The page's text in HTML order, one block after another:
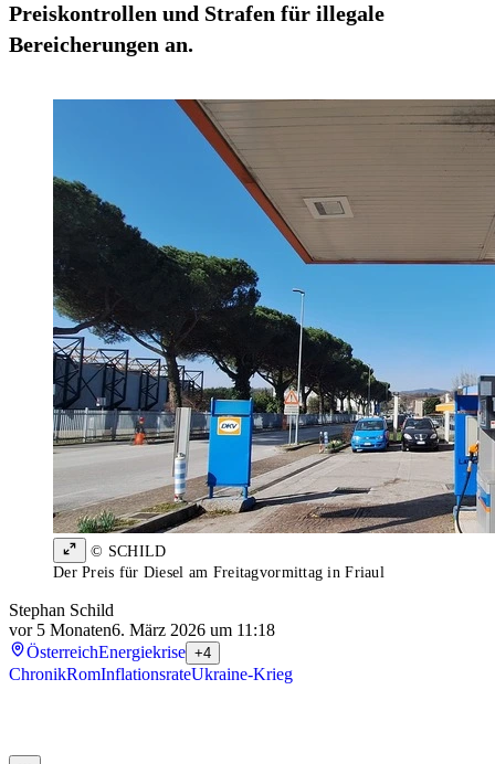
Preiskontrollen und Strafen für illegale
Bereicherungen an.
© SCHILD
Der Preis für Diesel am Freitagvormittag in Friaul
Stephan Schild
vor 5 Monaten6. März 2026 um 11:18
ÖsterreichEnergiekrise +4
ChronikRomInflationsrateUkraine-Krieg